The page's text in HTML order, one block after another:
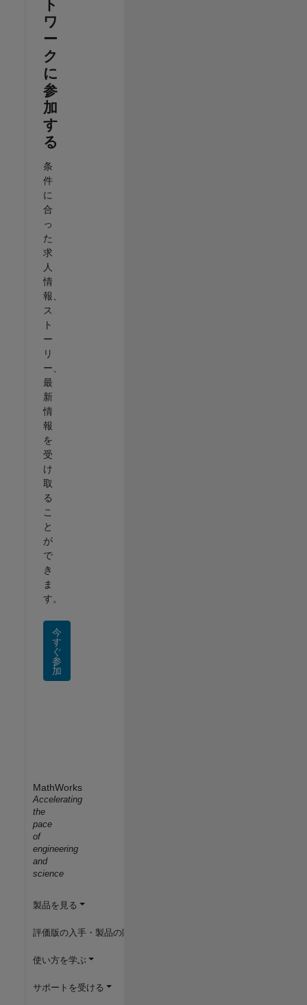
ト
ワ
ー
ク
に
参
加
す
る
条
件
に
合
っ
た
求
人
情
報、
ス
ト
ー
リ
ー、
最
新
情
報
を
受
け
取
る
こ
と
が
で
き
ま
す。
今
す
ぐ
参
加
MathWorks
Accelerating
the
pace
of
engineering
and
science
製品を見る
評価版の入手・製品の購入
使い方を学ぶ
サポートを受ける